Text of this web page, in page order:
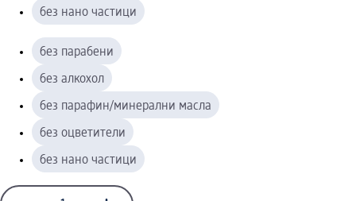
без нано частици
без парабени
без алкохол
без парафин/минерални масла
без оцветители
без нано частици